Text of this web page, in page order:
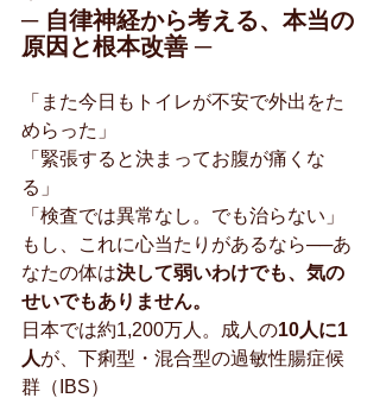
─ 自律神経から考える、本当の
原因と根本改善 ─
「また今日もトイレが不安で外出をた
めらった」
「緊張すると決まってお腹が痛くな
る」
「検査では異常なし。でも治らない」
もし、これに心当たりがあるなら──あ
なたの体は決して弱いわけでも、気の
せいでもありません。
日本では約1,200万人。成人の10人に1
人が、下痢型・混合型の過敏性腸症候
群（IBS）